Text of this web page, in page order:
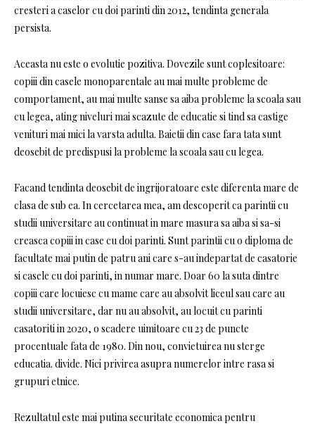
cresteri a caselor cu doi parinti din 2012, tendinta generala
persista.
Aceasta nu este o evolutie pozitiva. Dovezile sunt coplesitoare:
copiii din casele monoparentale au mai multe probleme de
comportament, au mai multe sanse sa aiba probleme la scoala sau
cu legea, ating niveluri mai scazute de educatie si tind sa castige
venituri mai mici la varsta adulta. Baietii din case fara tata sunt
deosebit de predispusi la probleme la scoala sau cu legea.
Facand tendinta deosebit de ingrijoratoare este diferenta mare de
clasa de sub ea. In cercetarea mea, am descoperit ca parintii cu
studii universitare au continuat in mare masura sa aiba si sa-si
creasca copiii in case cu doi parinti. Sunt parintii cu o diploma de
facultate mai putin de patru ani care s-au indepartat de casatorie
si casele cu doi parinti, in numar mare. Doar 60 la suta dintre
copiii care locuiesc cu mame care au absolvit liceul sau care au
studii universitare, dar nu au absolvit, au locuit cu parinti
casatoriti in 2020, o scadere uimitoare cu 23 de puncte
procentuale fata de 1980. Din nou, convietuirea nu sterge
educatia. divide. Nici privirea asupra numerelor intre rasa si
grupuri etnice.
Rezultatul este mai putina securitate economica pentru